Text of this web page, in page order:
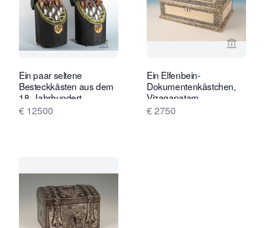
Verkaeuferseite von Limburg
Ein paar seltene
Besteckkästen aus dem
18. Jahrhundert
€ 12500
Ein Elfenbein-
Dokumentenkästchen,
Vizagapatam
€ 2750